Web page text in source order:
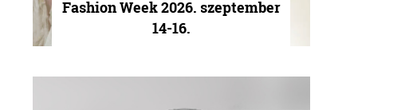
Fashion Week 2026. szeptember
14-16.